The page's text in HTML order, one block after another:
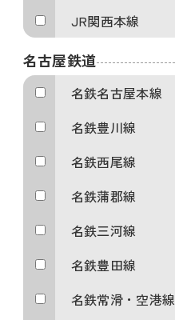
JR関西本線
名古屋鉄道
名鉄名古屋本線
名鉄豊川線
名鉄西尾線
名鉄蒲郡線
名鉄三河線
名鉄豊田線
名鉄常滑・空港線